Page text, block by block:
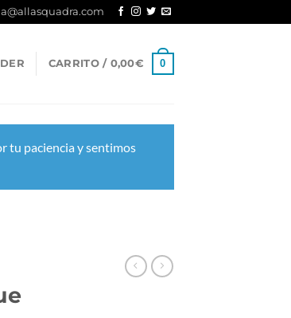
CARRITO / 0,00€ 0
tu paciencia y sentimos